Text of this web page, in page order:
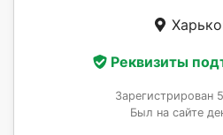
Реквизиты
Зарегистрирован
Был на сайте